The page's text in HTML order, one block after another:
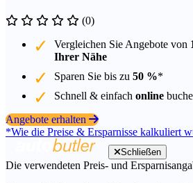
(0)
Vergleichen Sie Angebote von
Ihrer Nähe
Sparen Sie bis zu 50 %*
Schnell & einfach online
Angebote erhalten
*Wie die Preise & Ersparnisse kalkuliert
Schließen
Die verwendeten Preis- und